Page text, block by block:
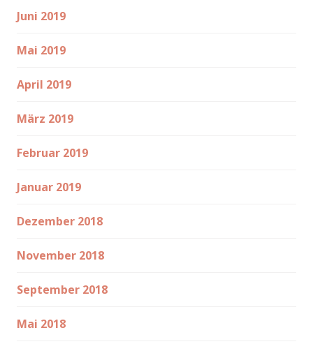
Juni 2019
Mai 2019
April 2019
März 2019
Februar 2019
Januar 2019
Dezember 2018
November 2018
September 2018
Mai 2018